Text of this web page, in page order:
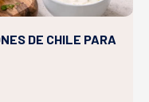
DE CHILE PARA